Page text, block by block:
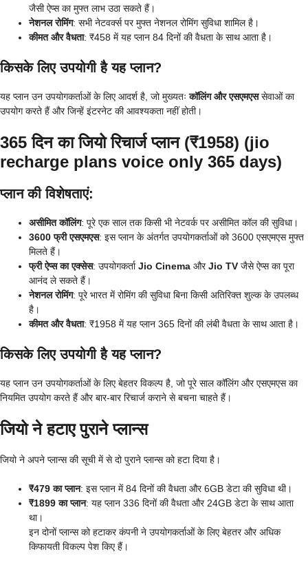
जैसी ऐप्स का मुफ्त लाभ उठा सकते हैं।
नेशनल रोमिंग: सभी नेटवर्क्स पर मुफ्त नेशनल रोमिंग सुविधा शामिल है।
कीमत और वैधता: ₹458 में यह प्लान 84 दिनों की वैधता के साथ आता है।
किसके लिए उपयोगी है यह प्लान?
यह प्लान उन उपयोगकर्ताओं के लिए आदर्श है, जो मुख्यतःकॉलिंग और एसएमएससेवाओं का
उपयोग करते हैं और जिन्हें इंटरनेट की आवश्यकता नहीं होती।
365 दिन का जियो रिचार्ज प्लान (₹1958) (jio
recharge plans voice only 365 days)
प्लान की विशेषताएं:
असीमित कॉलिंग: पूरे एक साल तक किसी भी नेटवर्क पर असीमित कॉल की सुविधा।
3600 फ्री एसएमएस: इस प्लान के अंतर्गत उपयोगकर्ताओं को 3600 एसएमएस मुफ्त
मिलते हैं।
फ्री ऐप्स का एक्सेस: उपयोगकर्ताJio Cinema औरJio TV जैसे ऐप्स का पूरा
आनंद ले सकते हैं।
नेशनल रोमिंग: पूरे भारत में रोमिंग की सुविधा बिना किसी अतिरिक्त शुल्क के उपलब्ध
है।
कीमत और वैधता: ₹1958 में यह प्लान 365 दिनों की लंबी वैधता के साथ आता है।
किसके लिए उपयोगी है यह प्लान?
यह प्लान उन उपयोगकर्ताओं के लिए बेहतर विकल्प है, जो पूरे साल कॉलिंग और एसएमएस का
नियमित उपयोग करते हैं और बार-बार रिचार्ज कराने से बचना चाहते हैं।
जियो ने हटाए पुराने प्लान्स
जियो ने अपने प्लान्स की सूची में से दो पुराने प्लान्स को हटा दिया है।
₹479 का प्लान: इस प्लान में 84 दिनों की वैधता और 6GB डेटा की सुविधा थी।
₹1899 का प्लान: यह प्लान 336 दिनों की वैधता और 24GB डेटा के साथ आता
था।
इन दोनों प्लान्स को हटाकर कंपनी ने उपयोगकर्ताओं के लिए बेहतर और अधिक
किफायती विकल्प पेश किए हैं।